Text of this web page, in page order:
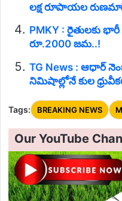
లక్ష రూపాయల
PMKY : రైతులకు
రూ.2000 జమ..!
TG News : ఆధార్
నిమిషాల్లోనే కుల
Tags: BREAKING NEWS
Our YouTube